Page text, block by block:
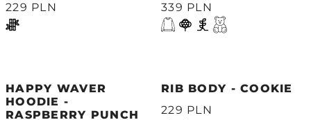
229 PLN
339 PLN
HAPPY WAVER
HOODIE -
RASPBERRY PUNCH
RIB BODY - COOKIE
229 PLN